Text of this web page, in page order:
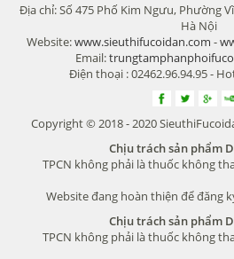
Địa chỉ: Số 475 Phố Kim Ngưu, Phường
Hà Nội
Website:www.sieuthifucoidan.com -
Email:
Điện thoại : 02462.96.94.95 -
Copyright © 2018 - 2020
Chịu trách sản phẩm
TPCN không phải là thuốc không
Website đang hoàn thiện để đăng
Chịu trách sản phẩm
TPCN không phải là thuốc không